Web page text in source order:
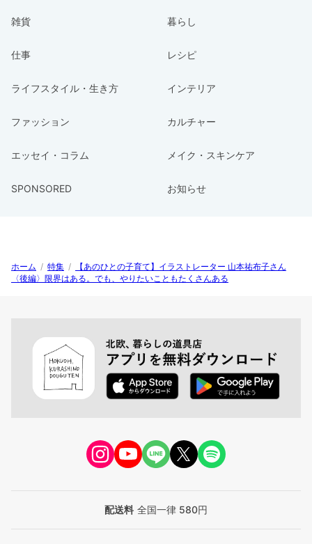
雑貨 暮らし
仕事 レシピ
ライフスタイル・生き方 インテリア
ファッション カルチャー
エッセイ・コラム メイク・スキンケア
SPONSORED お知らせ
ホーム / 特集 /
【あのひとの子育て】イラストレーター 山本祐布子さん
〈後編〉限界はある。でも、やりたいこともたくさんある
配送料 全国一律 580円